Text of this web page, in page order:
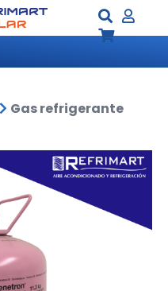
Gas refrigerante